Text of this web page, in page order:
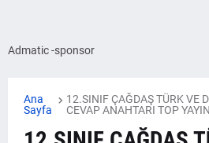
Admatic -sponsor
Ana
Sayfa
12.SINIF ÇAĞDAŞ TÜRK VE
CEVAP ANAHTARI TOP